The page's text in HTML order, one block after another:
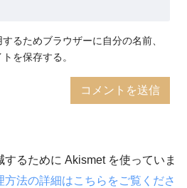
るためブラウザーに自分の名前、
を保存する。
るために Akismet を使っていま
方法の詳細はこちらをご覧くださ